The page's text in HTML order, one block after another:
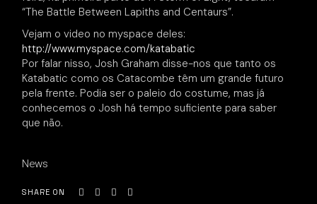
“The Battle Between Lapiths and Centaurs”.
Vejam o video no myspace deles:
http://www.myspace.com/katabatic
Por falar nisso, Josh Graham disse-nos que tanto os
Katabatic como os Catacombe têm um grande futuro
pela frente. Podia ser o paleio do costume, mas já
conhecemos o Josh há tempo suficiente para saber
que não.
News
SHARE ON